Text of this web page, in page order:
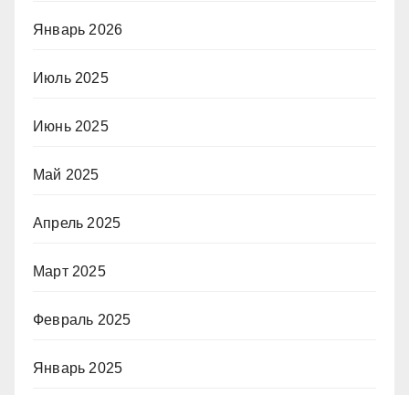
Январь 2026
Июль 2025
Июнь 2025
Май 2025
Апрель 2025
Март 2025
Февраль 2025
Январь 2025